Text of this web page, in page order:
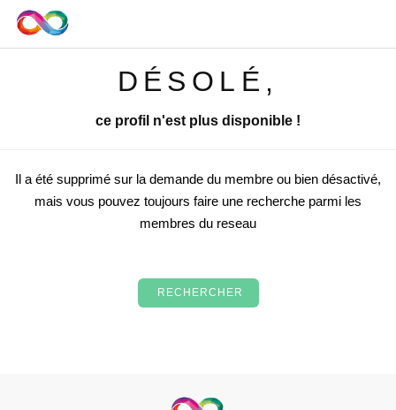
DÉSOLÉ,
ce profil n'est plus disponible !
Il a été supprimé sur la demande du membre ou bien désactivé,
mais vous pouvez toujours faire une recherche parmi les
membres du reseau
RECHERCHER